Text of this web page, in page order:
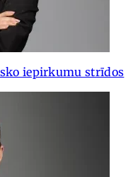
iepirkumu strīdos